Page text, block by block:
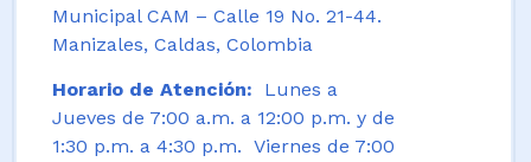
Municipal CAM – Calle 19 No. 21-44.
Manizales, Caldas, Colombia
Horario de Atención: Lunes a
Jueves de 7:00 a.m. a 12:00 p.m. y de
1:30 p.m. a 4:30 p.m. Viernes de 7:00